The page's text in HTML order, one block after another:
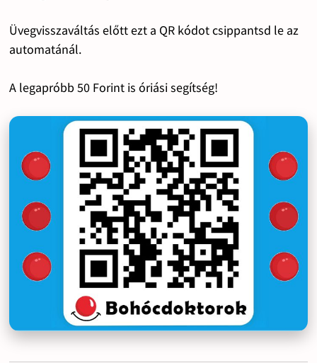
Üvegvisszaváltás előtt ezt a QR kódot csippantsd le az
automatánál.
A legapróbb 50 Forint is óriási segítség!